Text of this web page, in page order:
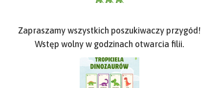
Zapraszamy wszystkich poszukiwaczy przygód!
Wstęp wolny w godzinach otwarcia filii.